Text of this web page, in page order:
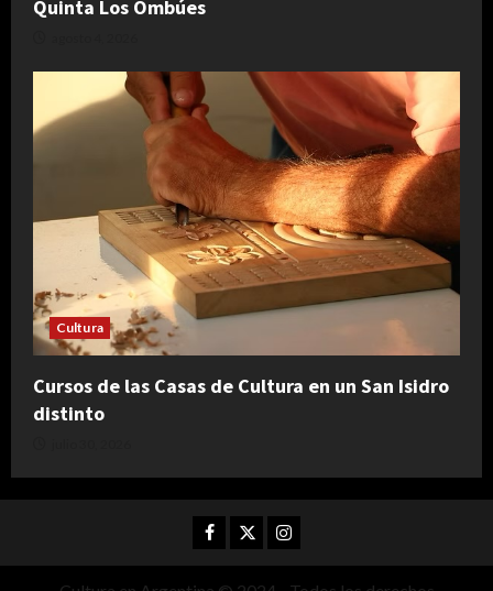
Quinta Los Ombúes
Cultura
Cursos de las Casas de Cultura en un San Isidro
distinto
Facebook
TwitterInstagram